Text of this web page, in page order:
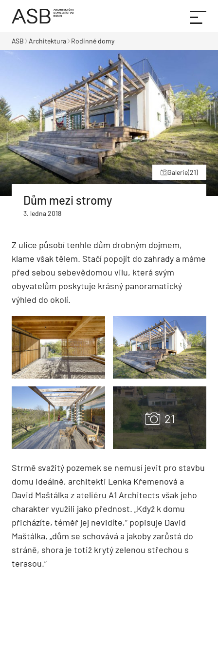
ASB Architektura Rodinné domy
Galerie(21)
Dům mezi stromy
3. ledna 2018
Z ulice působí tenhle dům drobným dojmem,
klame však tělem. Stačí popojít do zahrady a máme
před sebou sebevědomou vilu, která svým
obyvatelům poskytuje krásný panoramatický
výhled do okolí.
Strmě svažitý pozemek se nemusí jevit pro stavbu
domu ideálně, architekti Lenka Křemenová a
David Maštálka z ateliéru A1 Architects však jeho
charakter využili jako přednost. „Když k domu
přicházíte, téměř jej nevidíte,“ popisuje David
Maštálka, „dům se schovává a jakoby zarůstá do
stráně, shora je totiž krytý zelenou střechou s
terasou.“